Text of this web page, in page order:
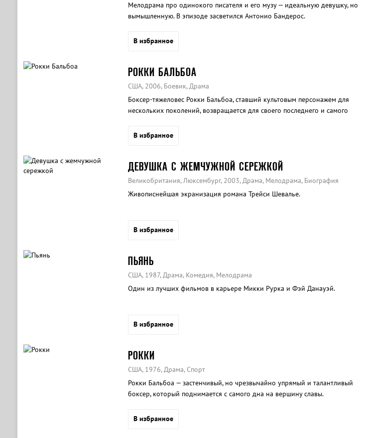
Мелодрама про одинокого писателя и его музу — идеальную девушку, но
вымышленную. В эпизоде засветился Антонио Бандерос.
В избранное
РОККИ БАЛЬБОА
США, 2006, Боевик, Драма
Боксер-тяжеловес Рокки Бальбоа, ставший культовым персонажем для
нескольких поколений, возвращается для своего последнего и самого
В избранное
ДЕВУШКА С ЖЕМЧУЖНОЙ СЕРЕЖКОЙ
Великобритания, Люксембург, 2003, Драма, Мелодрама, Биография
Живописнейшая экранизация романа Трейси Шевалье.
В избранное
ПЬЯНЬ
США, 1987, Драма, Комедия, Мелодрама
Один из лучших фильмов в карьере Микки Рурка и Фэй Данауэй.
В избранное
РОККИ
США, 1976, Драма, Спорт
Рокки Бальбоа — застенчивый, но чрезвычайно упрямый и талантливый
боксер, который поднимается с самого дна на вершину славы.
В избранное